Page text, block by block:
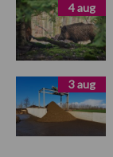
4 aug
3 aug